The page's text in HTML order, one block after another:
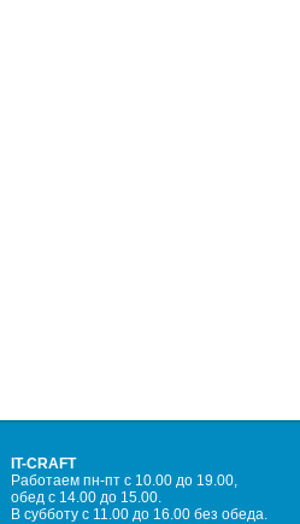
IT-CRAFT
Работаем пн-пт с 10.00 до 19.00,
обед с 14.00 до 15.00.
В субботу с 11.00 до 16.00 без обеда.